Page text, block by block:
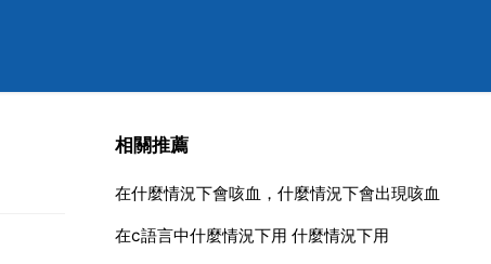
相關推薦
在什麼情況下會咳血，什麼情況下會出現咳血
在c語言中什麼情況下用 什麼情況下用